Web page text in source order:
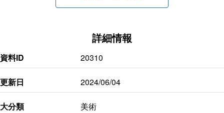
詳細情報
資料ID 20310
更新日 2024/06/04
大分類 美術